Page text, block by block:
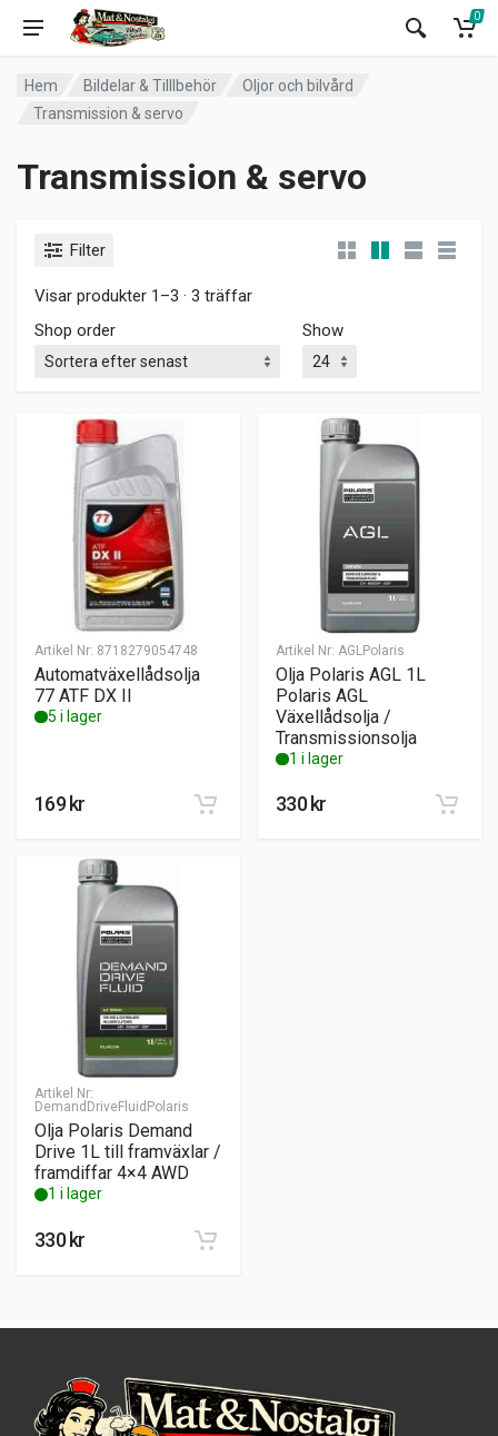
0
Hem Bildelar & Tilllbehör
Oljor och bilvård
Transmission & servo
Transmission & servo
Filter
Visar produkter 1–3 · 3 träffar
Shop order
Show
Artikel Nr: 8718279054748
Automatväxellådsolja
77 ATF DX II
5 i lager
169 kr
Artikel Nr: AGLPolaris
Olja Polaris AGL 1L
Polaris AGL
Växellådsolja /
Transmissionsolja
1 i lager
330 kr
Artikel Nr:
DemandDriveFluidPolaris
Olja Polaris Demand
Drive 1L till framväxlar /
framdiffar 4×4 AWD
1 i lager
330kr